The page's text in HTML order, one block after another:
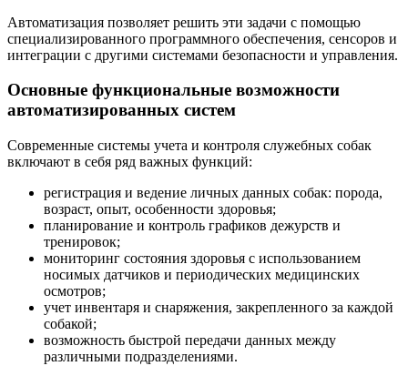
Автоматизация позволяет решить эти задачи с помощью
специализированного программного обеспечения, сенсоров и
интеграции с другими системами безопасности и управления.
Основные функциональные возможности
автоматизированных систем
Современные системы учета и контроля служебных собак
включают в себя ряд важных функций:
регистрация и ведение личных данных собак: порода,
возраст, опыт, особенности здоровья;
планирование и контроль графиков дежурств и
тренировок;
мониторинг состояния здоровья с использованием
носимых датчиков и периодических медицинских
осмотров;
учет инвентаря и снаряжения, закрепленного за каждой
собакой;
возможность быстрой передачи данных между
различными подразделениями.